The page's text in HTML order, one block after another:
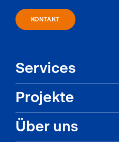
KONTAKT
Services
Projekte
Über uns